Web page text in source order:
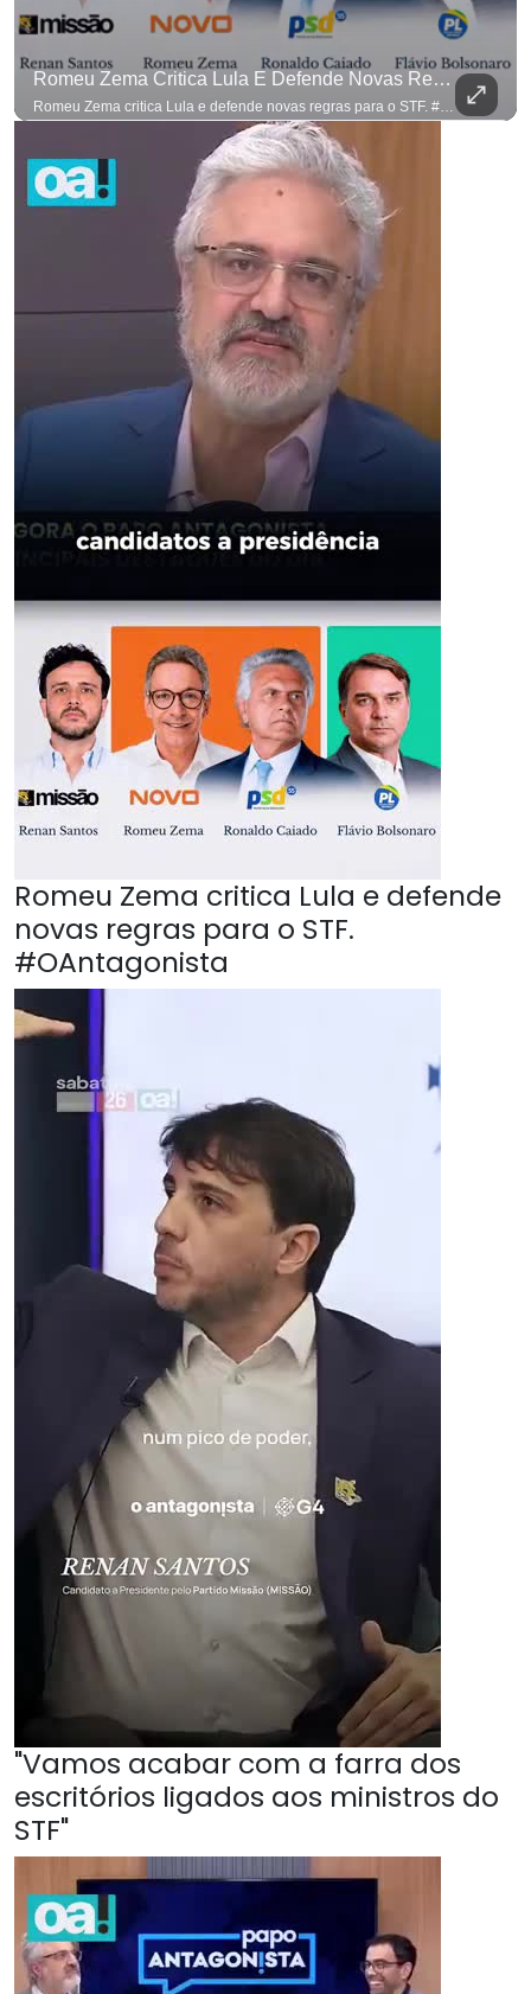
Romeu Zema Critica Lula E Defende Novas Regras Para O STF. #OAntagonista
Romeu Zema critica Lula e defende
novas regras para o STF.
#OAntagonista
"Vamos acabar com a farra dos
escritórios ligados aos ministros do
STF"